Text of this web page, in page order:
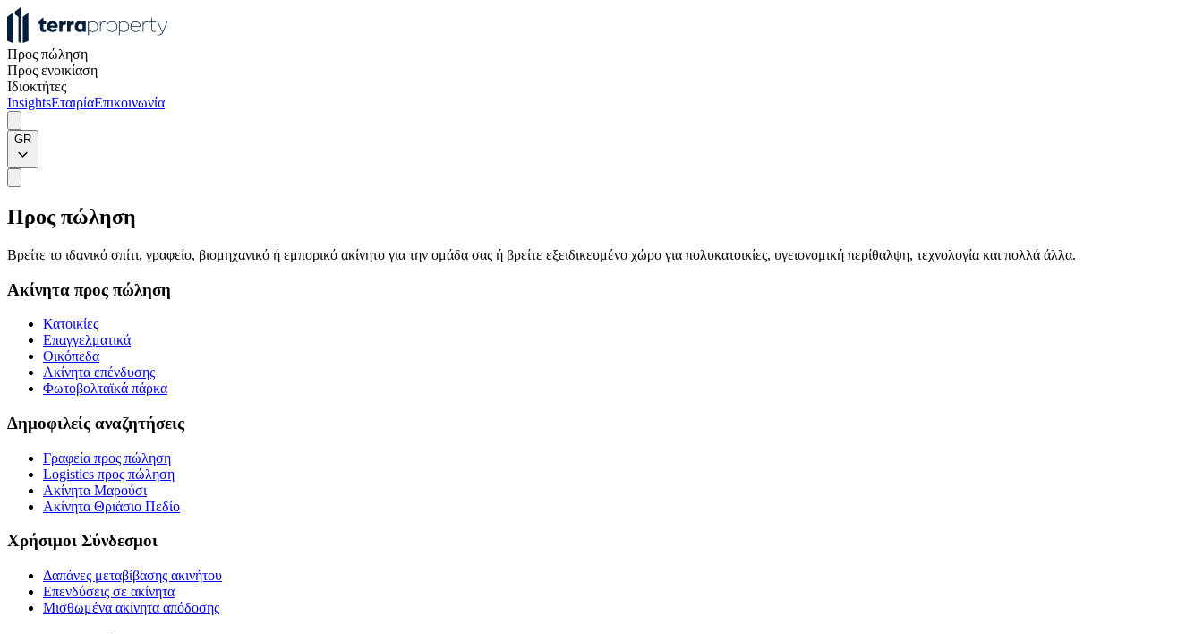
Προς πώληση
Προς ενοικίαση
Ιδιοκτήτες
InsightsΕταιρίαΕπικοινωνία
GR
Προς πώληση
Βρείτε το ιδανικό σπίτι, γραφείο, βιομηχανικό ή εμπορικό ακίνητο για την ομάδα σας ή βρείτε εξειδικευμένο χώρο για πολυκατοικίες, υγειονομική περίθαλψη, τεχνολογία και πολλά άλλα.
Ακίνητα προς πώληση
Κατοικίες
Επαγγελματικά
Οικόπεδα
Ακίνητα επένδυσης
Φωτοβολταϊκά πάρκα
Δημοφιλείς αναζητήσεις
Γραφεία προς πώληση
Logistics προς πώληση
Ακίνητα Μαρούσι
Ακίνητα Θριάσιο Πεδίο
Χρήσιμοι Σύνδεσμοι
Δαπάνες μεταβίβασης ακινήτου
Επενδύσεις σε ακίνητα
Μισθωμένα ακίνητα απόδοσης